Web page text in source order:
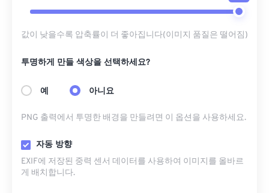
값이 낮을수록 압축률이 더 좋아집니다(이미지 품질은 떨어짐)
투명하게 만들 색상을 선택하세요?
예 아니요
PNG 출력에서 ​​투명한 배경을 만들려면 이 옵션을 사용하세요.
자동 방향
EXIF에 저장된 중력 센서 데이터를 사용하여 이미지를 올바르
게 배치합니다.